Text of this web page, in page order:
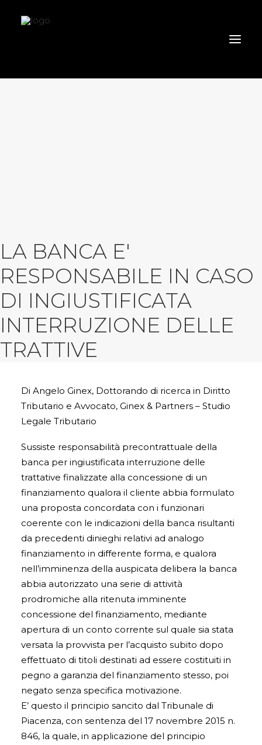
LA BANCA E'
RESPONSABILE IN CASO
DI INGIUSTIFICATA
INTERRUZIONE DELLE
TRATTIVE
Di Angelo Ginex, Dottorando di ricerca in Diritto
Tributario e Avvocato, Ginex & Partners – Studio
Legale Tributario
Sussiste responsabilità precontrattuale della
banca per ingiustificata interruzione delle
trattative finalizzate alla concessione di un
finanziamento qualora il cliente abbia formulato
una proposta concordata con i funzionari
coerente con le indicazioni della banca risultanti
da precedenti dinieghi relativi ad analogo
finanziamento in differente forma, e qualora
nell’imminenza della auspicata delibera la banca
abbia autorizzato una serie di attività
prodromiche alla ritenuta imminente
concessione del finanziamento, mediante
apertura di un conto corrente sul quale sia stata
versata la provvista per l’acquisto subito dopo
effettuato di titoli destinati ad essere costituiti in
pegno a garanzia del finanziamento stesso, poi
negato senza specifica motivazione.
E’ questo il principio sancito dal Tribunale di
Piacenza, con sentenza del 17 novembre 2015 n.
846, la quale, in applicazione del principio